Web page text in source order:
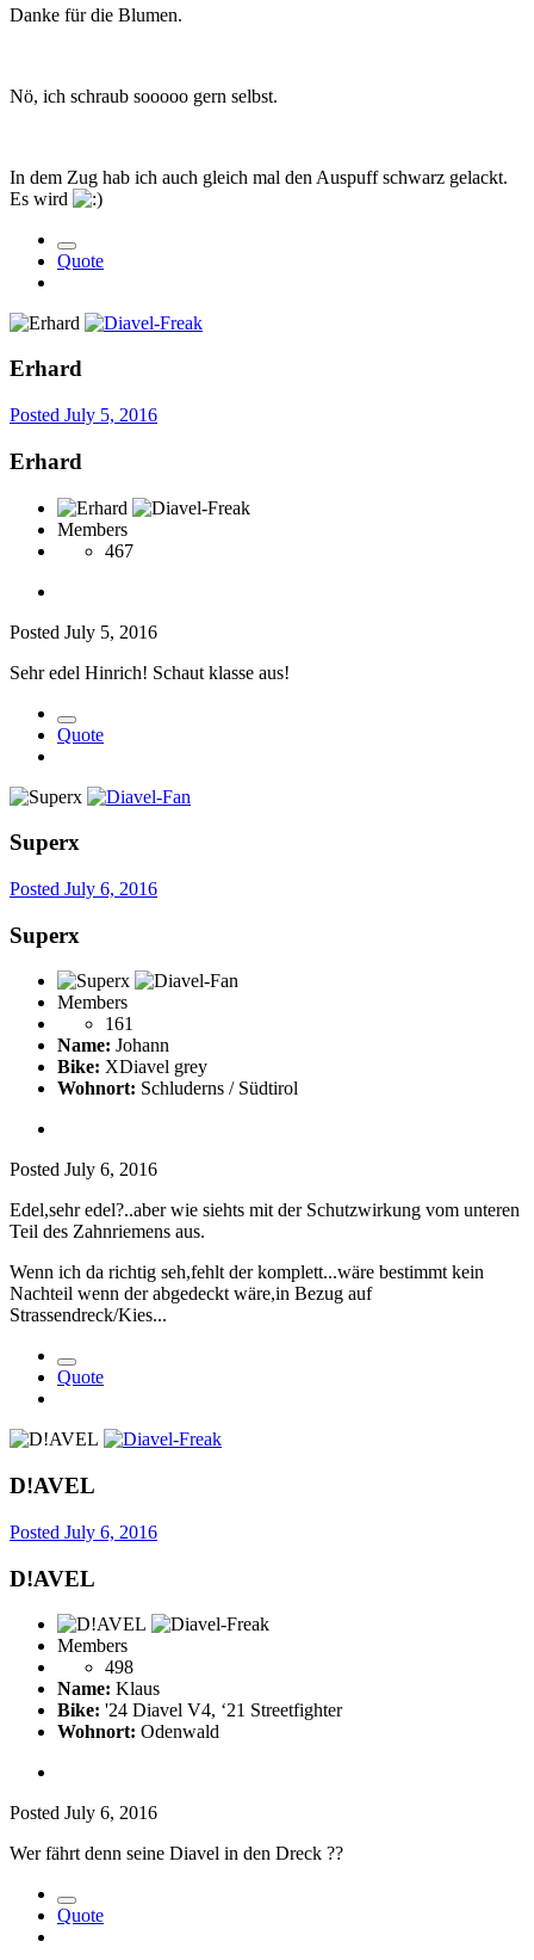
Danke für die Blumen.
Nö, ich schraub sooooo gern selbst.
In dem Zug hab ich auch gleich mal den Auspuff schwarz gelackt.
Es wird
Quote
Erhard
Posted July 5, 2016
Erhard
Members
467
Posted July 5, 2016
Sehr edel Hinrich! Schaut klasse aus!
Quote
Superx
Posted July 6, 2016
Superx
Members
161
Name: Johann
Bike: XDiavel grey
Wohnort: Schluderns / Südtirol
Posted July 6, 2016
Edel,sehr edel?..aber wie siehts mit der Schutzwirkung vom unteren
Teil des Zahnriemens aus.
Wenn ich da richtig seh,fehlt der komplett...wäre bestimmt kein
Nachteil wenn der abgedeckt wäre,in Bezug auf
Strassendreck/Kies...
Quote
D!AVEL
Posted July 6, 2016
D!AVEL
Members
498
Name: Klaus
Bike: '24 Diavel V4, ‘21 Streetfighter
Wohnort: Odenwald
Posted July 6, 2016
Wer fährt denn seine Diavel in den Dreck ??
Quote